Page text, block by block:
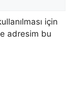
için
adresim bu